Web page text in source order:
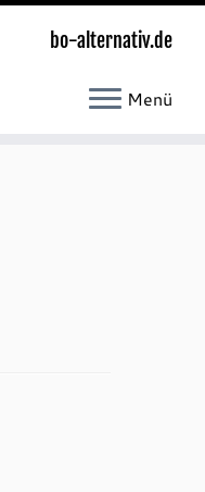
bo-alternativ.de
Menü